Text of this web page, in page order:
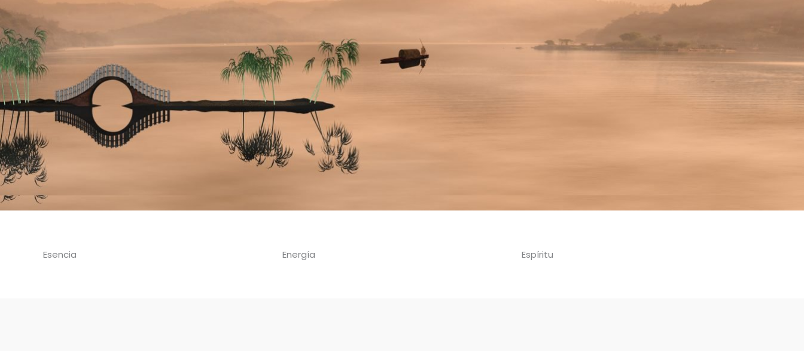
Esencia Energía Espíritu